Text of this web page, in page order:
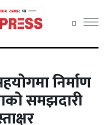
निर्माण
समझदारी